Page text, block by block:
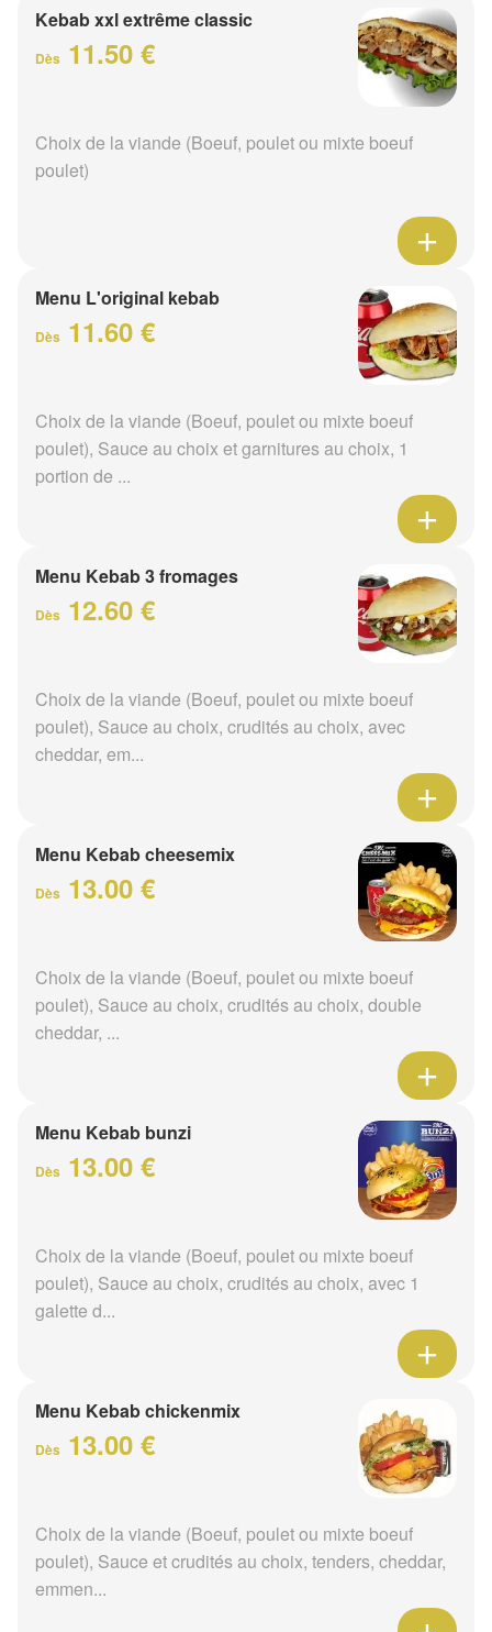
Kebab xxl extrême classic
Dès 11.50 €
Choix de la viande (Boeuf, poulet ou mixte boeuf
poulet)
Menu L'original kebab
Dès 11.60 €
Choix de la viande (Boeuf, poulet ou mixte boeuf
poulet), Sauce au choix et garnitures au choix, 1
portion de ...
Menu Kebab 3 fromages
Dès 12.60 €
Choix de la viande (Boeuf, poulet ou mixte boeuf
poulet), Sauce au choix, crudités au choix, avec
cheddar, em...
Menu Kebab cheesemix
Dès 13.00 €
Choix de la viande (Boeuf, poulet ou mixte boeuf
poulet), Sauce au choix, crudités au choix, double
cheddar, ...
Menu Kebab bunzi
Dès 13.00 €
Choix de la viande (Boeuf, poulet ou mixte boeuf
poulet), Sauce au choix, crudités au choix, avec 1
galette d...
Menu Kebab chickenmix
Dès 13.00 €
Choix de la viande (Boeuf, poulet ou mixte boeuf
poulet), Sauce et crudités au choix, tenders, cheddar,
emmen...